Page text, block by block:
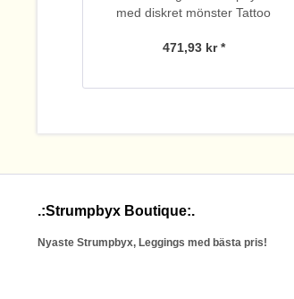
med diskret mönster Tattoo
471,93 kr *
.:Strumpbyx Boutique:.
Nyaste Strumpbyx, Leggings med bästa pris!